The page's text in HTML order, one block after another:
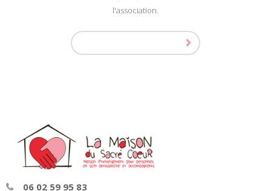
l'association.
06 02 59 95 83